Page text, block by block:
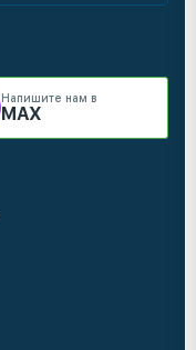
Напишите нам в
MAX